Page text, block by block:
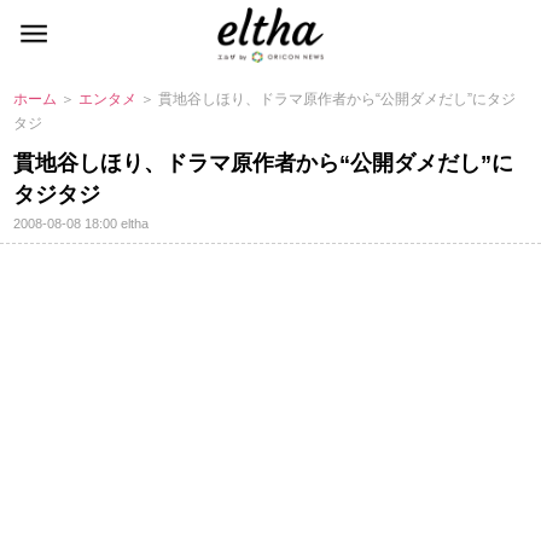
ホーム ＞ エンタメ ＞ 貫地谷しほり、ドラマ原作者から“公開ダメだし”にタジ
タジ
貫地谷しほり、ドラマ原作者から“公開ダメだし”に
タジタジ
2008-08-08 18:00eltha